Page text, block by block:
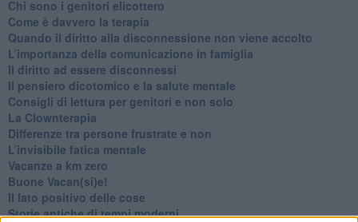
​Chi sono i genitori elicottero
Come è davvero la terapia
Quando il diritto alla disconnessione non viene accolto
​L’importanza della comunicazione in famiglia
​Il diritto ad essere disconnessi
​Il pensiero dicotomico e la salute mentale
​Consigli di lettura per genitori e non solo
​La Clownterapia
​Differenze tra persone frustrate e non
L’invisibile fatica mentale
Vacanze a km zero
​Buone Vacan(si)e!
​Il lato positivo delle cose
​Storie antiche di tempi moderni